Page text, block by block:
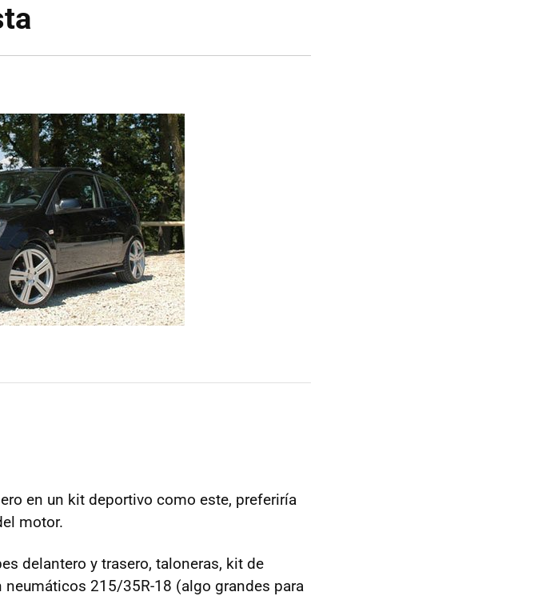
en un kit deportivo como este, preferiría
motor.
delantero y trasero, taloneras, kit de
neumáticos 215/35R-18 (algo grandes para